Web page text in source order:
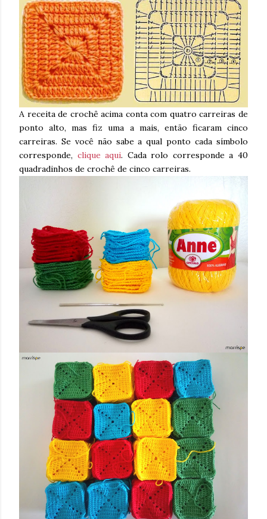
A receita de crochê acima conta com quatro carreiras de
ponto alto, mas fiz uma a mais, então ficaram cinco
carreiras. Se você não sabe a qual ponto cada símbolo
corresponde, clique aqui. Cada rolo corresponde a 40
quadradinhos de crochê de cinco carreiras.